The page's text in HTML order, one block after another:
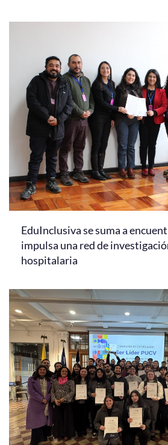
EduInclusiva se suma a
impulsa una red de
hospitalaria